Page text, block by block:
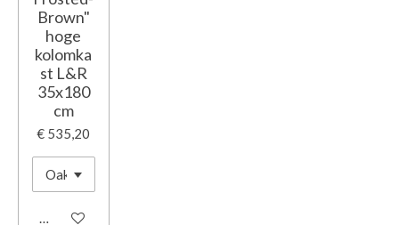
Brown"
hoge
kolomka
st L&R
35x180
cm
€ 535,20
In winkelwagen